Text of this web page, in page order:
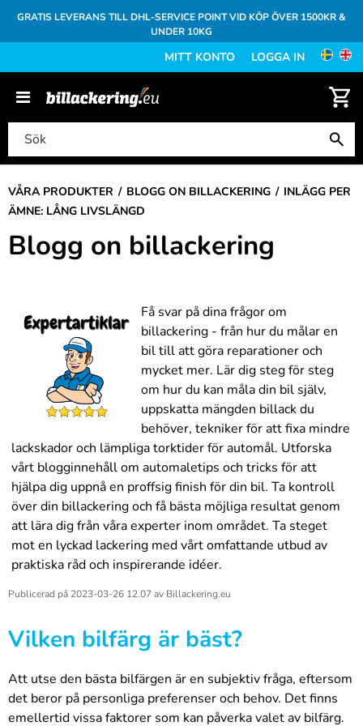
GRATIS LEVERANS TILL DHL-SERVICE POINT VID KÖP ÖVER 1500KR &
UNDER 10KG
MITT KONTO LOGGA IN
VÅRA PRODUKTER BLOGG ON BILLACKERING
INLÄGG PER
ÄMNE: LÅNG LIVSLÄNGD
Blogg on billackering
Få svar på dina frågor om
billackering - från hur du målar en
bil till att göra reparationer och
mycket mer. Lär dig steg för steg
om hur du kan måla din bil själv,
uppskatta mängden billack du
behöver, tekniker för att fixa mindre
lackskador och lämpliga torktider för automål. Utforska
vårt blogginnehåll om automaletips och tricks för att
hjälpa dig uppnå en proffsig finish för din bil. Ta kontroll
över din billackering och få bästa möjliga resultat genom
att lära dig från våra experter inom området. Ta steget
mot en lyckad lackering med vårt omfattande utbud av
praktiska råd och inspirerande idéer.
Publicerad på 2023-03-26 12.07av Billackering.eu
Vilken bilfärg är bäst?
Att utse den bästa bilfärgen är en subjektiv fråga, eftersom
det beror på personliga preferenser och behov. Det finns
emellertid vissa faktorer som kan påverka valet av bilfärg.